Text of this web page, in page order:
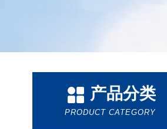
产品分类
PRODUCT CATEGORY